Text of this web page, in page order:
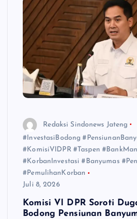
Redaksi Sindonews Jateng
#InvestasiBodong
#KomisiVIDPR #Taspen
#KorbanInvestasi #Banyumas
#PemulihanKorban
Juli 8, 2026
Komisi VI DPR Soroti
Bodong Pensiunan